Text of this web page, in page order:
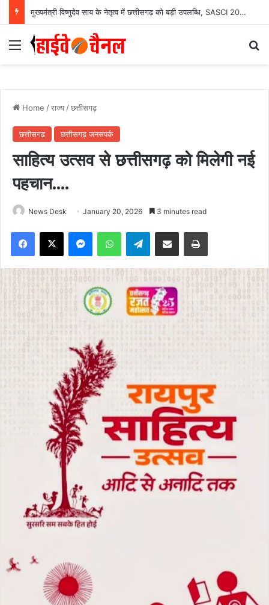
मुख्यमंत्री विष्णुदेव साय के नेतृत्व में छत्तीसगढ़ को बड़ी उपलब्धि, SASCI 2026-27 के तहत प्रोत्साहन राशि प्राप्त करने वाला देश का पहला राज्य बना छत्तीसगढ़….
Menu
Home /राज्य /छत्तीसगढ़
छत्तीसगढ़ छत्तीसगढ़ जनसंपर्क
साहित्य उत्सव से छत्तीसगढ़ को मिलेगी नई
पहचान….
News Desk January 20, 2026 3 minutes read
Facebook
X MessengerWhatsAppTelegramShare via Email Print